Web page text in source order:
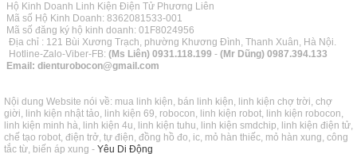
Hộ Kinh Doanh Linh Kiện Điện Tử Phương Liên
Mã số Hộ Kinh Doanh: 8362081533-001
Mã số đăng ký hộ kinh doanh: 01F8024956
Địa chỉ : 121 Bùi Xương Trạch, phường Khương Đình, Thanh Xuân, Hà Nội.
Hotline-Zalo-Viber-FB: (Ms Liên) 0931.118.199 - (Mr Dũng) 0987.394.133
Email: dienturobocon@gmail.com
Nội dung Website nói về: mua linh kiện, bán linh kiện, linh kiện chợ trời, chợ
giời, linh kiện nhật tảo, linh kiện 69, robocon, linh kiện robot, linh kiện robocon,
linh kiện minh hà, linh kiện 4u, linh kiện tuhu, linh kiện smdchip, linh kiện điện tử,
chế tạo robot, điện trở, tự điện, đồng hồ đo, ic, mỏ hàn thiếc, mỏ hàn xung, công
tắc từ, biến áp xung - Yêu Di Động